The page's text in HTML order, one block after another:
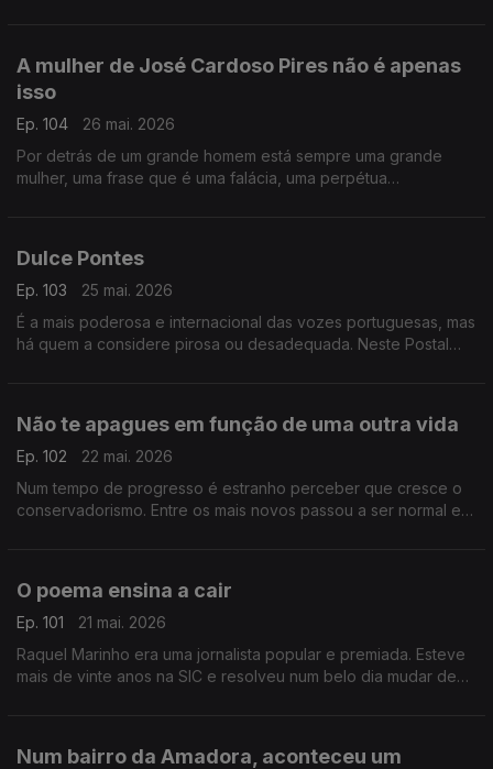
A mulher de José Cardoso Pires não é apenas
isso
Ep. 104
26 mai. 2026
Por detrás de um grande homem está sempre uma grande
mulher, uma frase que é uma falácia, uma perpétua
Dulce Pontes
Ep. 103
25 mai. 2026
É a mais poderosa e internacional das vozes portuguesas, mas
há quem a considere pirosa ou desadequada. Neste Postal
Não te apagues em função de uma outra vida
Ep. 102
22 mai. 2026
Num tempo de progresso é estranho perceber que cresce o
conservadorismo. Entre os mais novos passou a ser normal e
O poema ensina a cair
Ep. 101
21 mai. 2026
Raquel Marinho era uma jornalista popular e premiada. Esteve
mais de vinte anos na SIC e resolveu num belo dia mudar de
Num bairro da Amadora, aconteceu um